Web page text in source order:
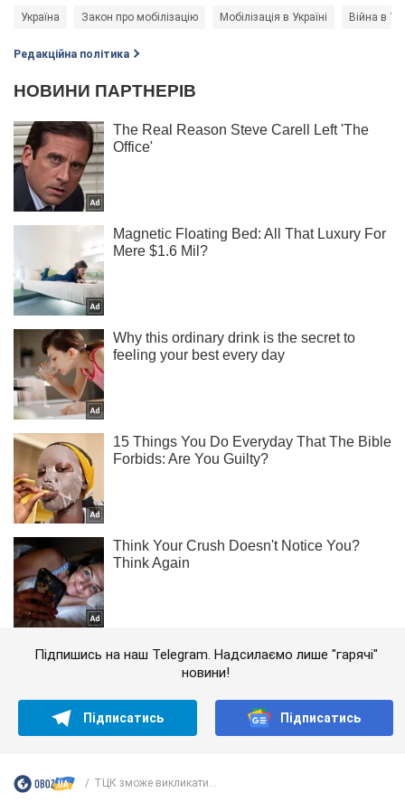
Україна Закон про мобілізацію Мобілізація в Україні Війна в
Редакційна політика
Підпишись на наш Telegram. Надсилаємо лише "гарячі"
новини!
Підписатись Підписатись
ТЦК зможе викликати...